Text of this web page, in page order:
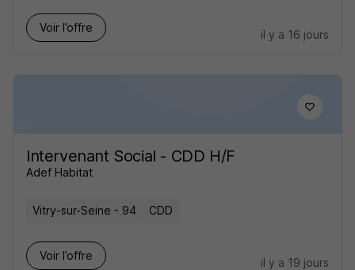
Voir l’offre
il y a 16 jours
Intervenant Social - CDD H/F
Adef Habitat
Vitry-sur-Seine - 94 CDD
Voir l’offre
il y a 19 jours